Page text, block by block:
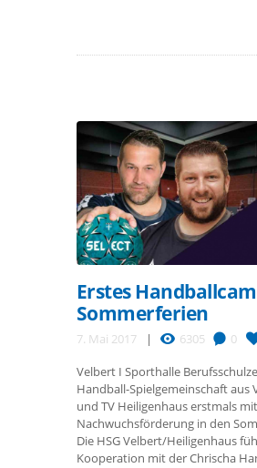
Erstes
Sommerferien
7. Mai 2017 6305 0
Velbert I Sporthalle
Handball-Spielgemeinschaft aus
und TV Heiligenhaus erstmals mit
Nachwuchsförderung in den
Die HSG Velbert/Heiligenhaus
Kooperation mit der Chrischa